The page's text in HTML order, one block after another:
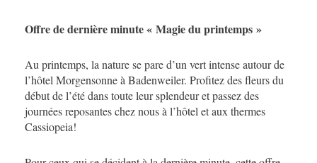
Offre de dernière minute « Magie du printemps »
Au printemps, la nature se pare d’un vert intense autour de
l’hôtel Morgensonne à Badenweiler. Profitez des fleurs du
début de l’été dans toute leur splendeur et passez des
journées reposantes chez nous à l’hôtel et aux thermes
Cassiopeia!